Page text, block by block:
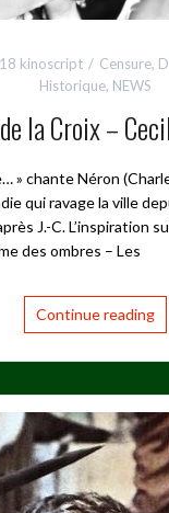
kinoscript Censure,
Historique, NEWS
la Croix –
» chante Néron
qui ravage la ville
J.-C. L’inspiration
des ombres – Les
Continue reading